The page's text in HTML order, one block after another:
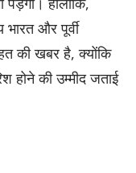
भारत और पूर्वी
की खबर है, क्योंकि
होने की उम्मीद जताई